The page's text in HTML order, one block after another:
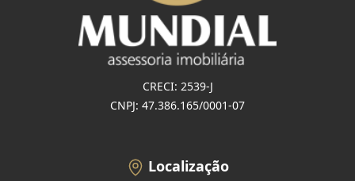
CRECI: 2539-J
CNPJ: 47.386.165/0001-07
Localização